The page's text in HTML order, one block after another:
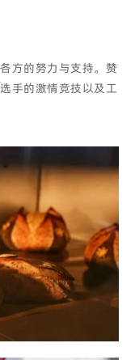
方的努力与支持。赞
手的激情竞技以及工